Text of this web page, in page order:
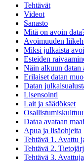
Tehtävät
Videot
Sanasto
Mitä on avoin
Avoimuuden
Miksi julkaista
Esteiden
Näin alkuun datan
Erilaiset datan
Datan
Lisensointi
Lait ja säädökset
Dataa avataan
Apua ja lisäohjeita
Tehtävä 1. Avattu
Tehtävä 2.
Tehtävä 3.